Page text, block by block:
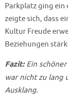
Parkplatz ging ein
zeigte sich, dass
Kultur Freude
Beziehungen
Fazit: Ein
war nicht zu lang
Ausklang.